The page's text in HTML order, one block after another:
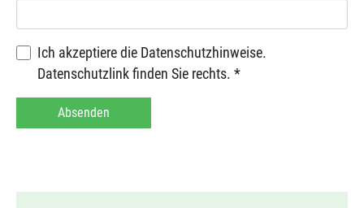
Ich akzeptiere die Datenschutzhinweise.
Datenschutzlink finden Sie rechts.*
Absenden